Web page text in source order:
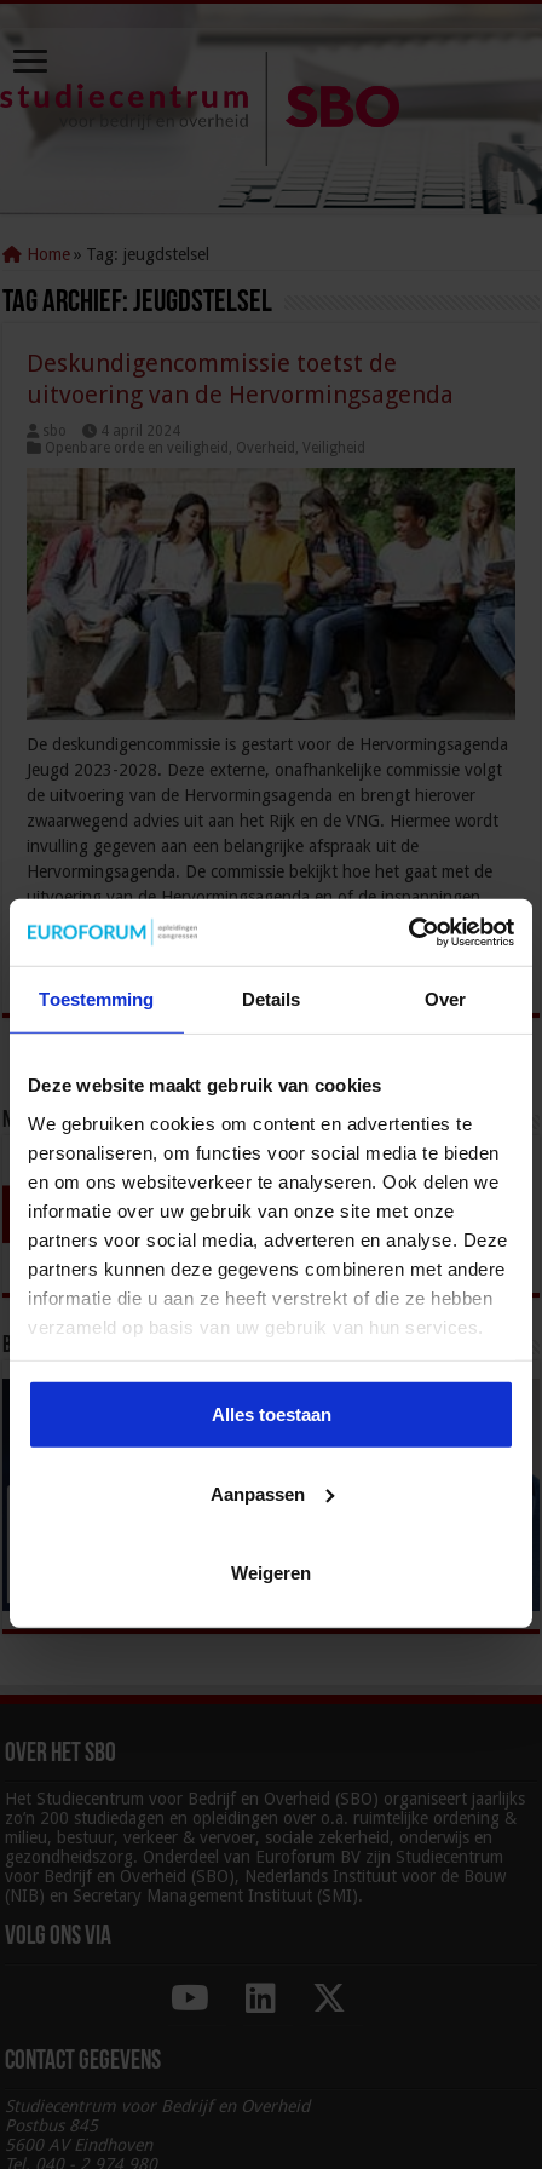
Toestemming Details Over
Deze website maakt gebruik van cookies
We gebruiken cookies om content en advertenties te
personaliseren, om functies voor social media te bieden
en om ons websiteverkeer te analyseren. Ook delen we
informatie over uw gebruik van onze site met onze
partners voor social media, adverteren en analyse. Deze
partners kunnen deze gegevens combineren met andere
informatie die u aan ze heeft verstrekt of die ze hebben
verzameld op basis van uw gebruik van hun services.
Alles toestaan
Aanpassen
Weigeren
Home » Tag: jeugdstelsel
Tag Archief:jeugdstelsel
Deskundigencommissie toetst de
uitvoering van de Hervormingsagenda
sbo
4 april 2024
Openbare orde en veiligheid , Overheid ,Veiligheid
De deskundigencommissie is gestart voor de Hervormingsagenda
Jeugd 2023-2028. Deze externe, onafhankelijke commissie volgt
de uitvoering van de Hervormingsagenda en brengt hierover
zwaarwegend advies uit aan het Rijk en de VNG. Hiermee wordt
invulling gegeven aan een belangrijke afspraak uit de
Hervormingsagenda. De commissie bekijkt hoe het gaat met de
uitvoering van de Hervormingsagenda en of de inspanningen
worden geleverd …
Lees verder »
Nieuwsbrief
Bekijk onze opleidingen
Over het SBO
Het Studiecentrum voor Bedrijf en Overheid (SBO) organiseert jaarlijks
zo’n 200 studiedagen en opleidingen over o.a. ruimtelijke ordening &
milieu, bestuur, verkeer & vervoer, sociale zekerheid, onderwijs en
gezondheidszorg. Onderdeel van Euroforum BV zijn Studiecentrum
voor Bedrijf en Overheid (SBO), Nederlands Instituut voor de Bouw
(NIB) en Secretary Management Instituut (SMI).
Volg ons via
Contact gegevens
Studiecentrum voor Bedrijf en Overheid
Postbus 845
5600 AV Eindhoven
Tel. 040 - 2 974 980